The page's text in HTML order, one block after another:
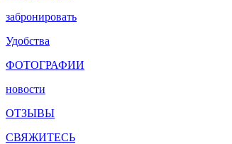
забронировать
Удобства
ФОТОГРАФИИ
новости
ОТЗЫВЫ
СВЯЖИТЕСЬ